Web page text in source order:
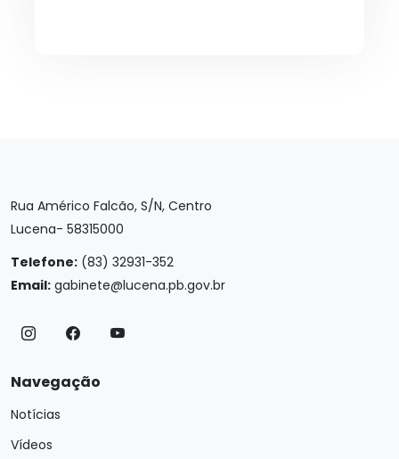
Rua Américo Falcão, S/N, Centro
Lucena- 58315000
Telefone: (83) 32931-352
Email: gabinete@lucena.pb.gov.br
Navegação
Notícias
Vídeos